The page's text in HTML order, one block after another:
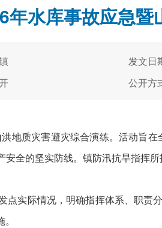
水库事故应急
发文日
公开方
质灾害避灾综合演练。活动旨在
全的坚实防线。镇防汛抗旱指挥
实际情况，明确指挥体系、职责